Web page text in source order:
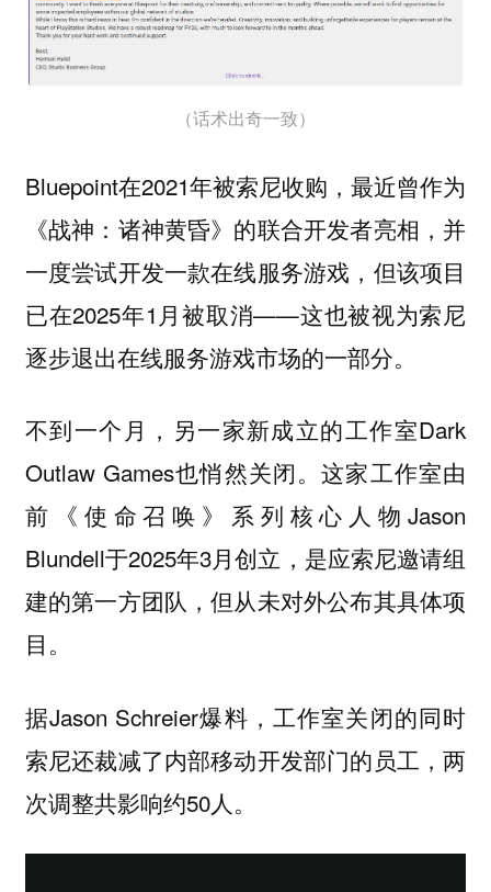
（话术出奇一致）
Bluepoint在2021年被索尼收购，最近曾作为
《战神：诸神黄昏》的联合开发者亮相，并
一度尝试开发一款在线服务游戏，但该项目
已在2025年1月被取消——这也被视为索尼
逐步退出在线服务游戏市场的一部分。
不到一个月，另一家新成立的工作室Dark
Outlaw Games也悄然关闭。这家工作室由
前《使命召唤》系列核心人物Jason
Blundell于2025年3月创立，是应索尼邀请组
建的第一方团队，但从未对外公布其具体项
目。
据Jason Schreier爆料，工作室关闭的同时
索尼还裁减了内部移动开发部门的员工，两
次调整共影响约50人。